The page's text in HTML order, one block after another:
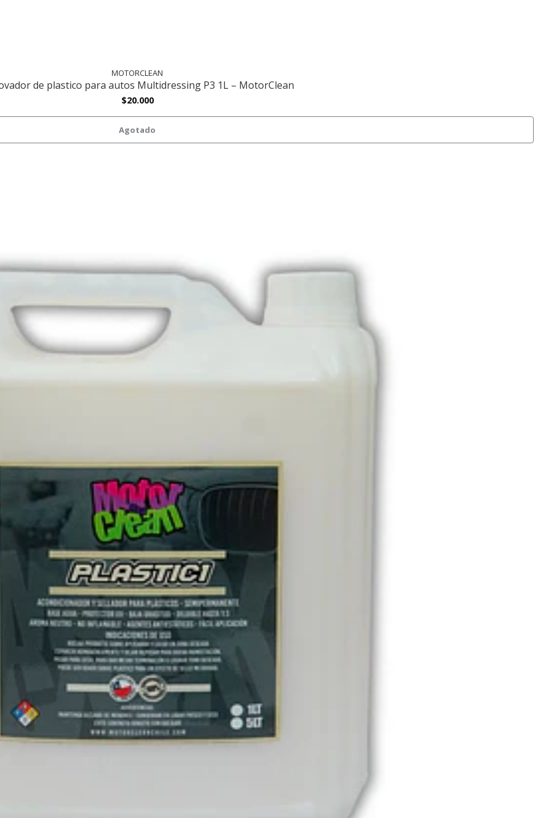
MOTORCLEAN
de plastico para autos Multidressing P3 1L – MotorClean
$20.000
Agotado